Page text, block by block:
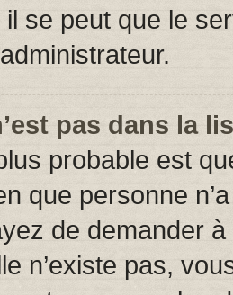
il se peut que le
pas dans la
probable est
que personne
de demander à
n’existe pas,